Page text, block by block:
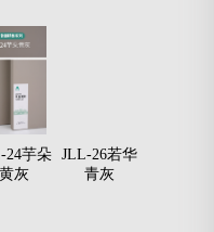
24芋朵
黄灰
JLL-26若华
青灰